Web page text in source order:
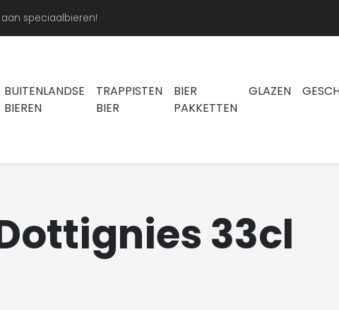
speciaalbieren!
BUITENLANDSE
BIEREN
TRAPPISTEN
BIER
BIER
PAKKETTEN
GLAZEN
33cl